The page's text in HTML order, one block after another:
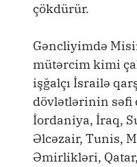
çökdürür.
Gəncliyimdə
mütərcim kimi
işğalçı İsrailə
dövlətlərinin səfi
İordaniya, İraq,
Əlcəzair, Tunis,
Əmirlikləri,